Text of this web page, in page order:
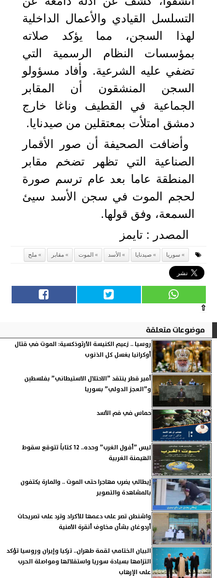
التسلسل القيادي والأعمال الداخلية
لهذا السجن، مما يؤكد صلاته
بمؤسسات النظام الرسمية التي
تضفي عليه الشرعية. وأفاد مسؤولو
السجن المنشقون أن المقابر
الجماعية في القطيف وناغا خارج
دمشق امتلأت بمعتقلين من صيدنايا.
وأضافت الصحيفة أن صور الأقمار
الصناعية التي تظهر تضخم مقابر
المنطقة عاما بعد عام ترسم صورة
لحجم الموت في سجن الأسد سيئ
السمعة، وفق قولها.
المصدر : تايمز
سوريا صيدنايا الأسد الموت مقابر ملح
⇧
موضوعات متعلقة
روسيا .. زعيم الكنيسة الأرثوذكسية: الموت في قتال
أوكرانيا يغسل كل الذنوب
أمير قطر ينتقد ”الاحتلال الاستيطاني” بفلسطين
و”العجز الدولي” بسوريا
حماس في فم الأسد
ليس ”أفول الغرب” وحده.. 12 كتاباً تتوقع سقوط
الهيمنة الغربية
إيطالي يضرب مهاجرا حتى الموت .. والمارة يكتفون
بالمشاهدة والتصوير
واشنطن تصر على دعمها للأكراد وترد على تصريحات
أردوغان بشأن مخاوف أنقرة الأمنية
البيان الختامي لقمة طهران.. تركيا وإيران وروسيا تؤكد
التزامها بسيادة سوريا واستقلالها ومواصلة الحرب
على الإرهاب